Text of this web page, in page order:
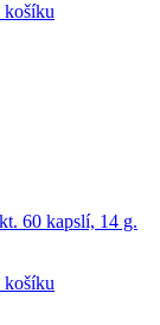
košíku
60 kapslí, 14 g.
košíku